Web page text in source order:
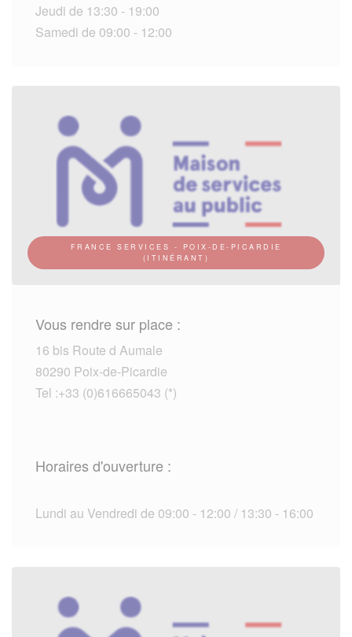
Jeudi de 13:30 - 19:00
Samedi de 09:00 - 12:00
FRANCE SERVICES - POIX-DE-PICARDIE
(ITINÉRANT)
Vous rendre sur place :
16 bis Route d Aumale
80290 Poix-de-Picardie
Tel :+33 (0)616665043 (*)
Horaires d'ouverture :
Lundi au Vendredi de 09:00 - 12:00 / 13:30 - 16:00